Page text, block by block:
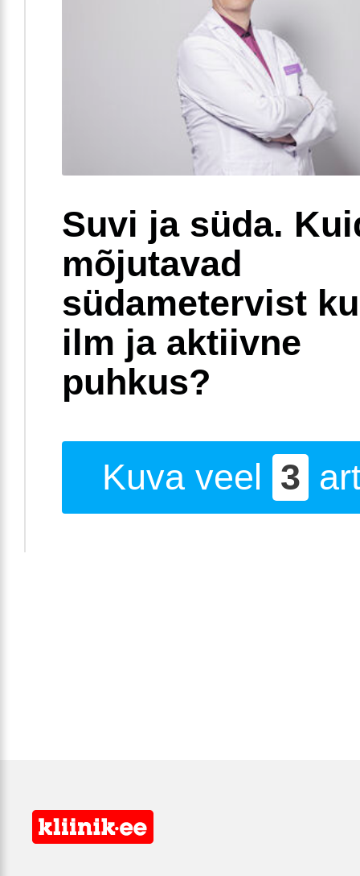
Suvi ja süda.
mõjutavad
südametervist
ilm ja aktiivne
puhkus?
Kuva veel 3